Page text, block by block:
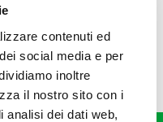
contenuti ed
social media e per
inoltre
il nostro sito con i
analisi dei dati web,